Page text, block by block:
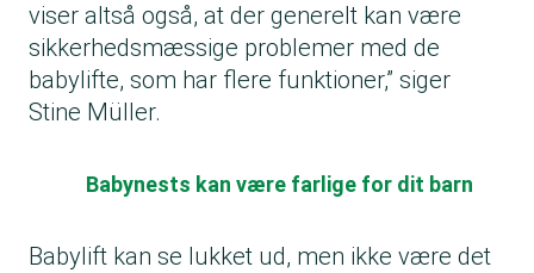
viser altså også, at der generelt kan være
sikkerhedsmæssige problemer med de
babylifte, som har flere funktioner,” siger
Stine Müller.
Babynests kan være farlige for dit barn
Babylift kan se lukket ud, men ikke være det